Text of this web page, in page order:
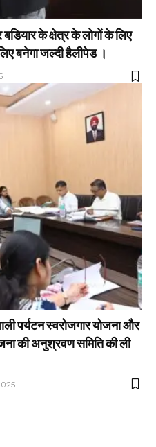
के क्षेत्र के लोगों के लिए
बनेगा जल्दी हैलीपेड ।
पर्यटन स्वरोजगार योजना और
की अनुश्रवण समिति की ली